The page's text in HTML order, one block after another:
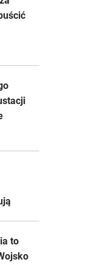
to